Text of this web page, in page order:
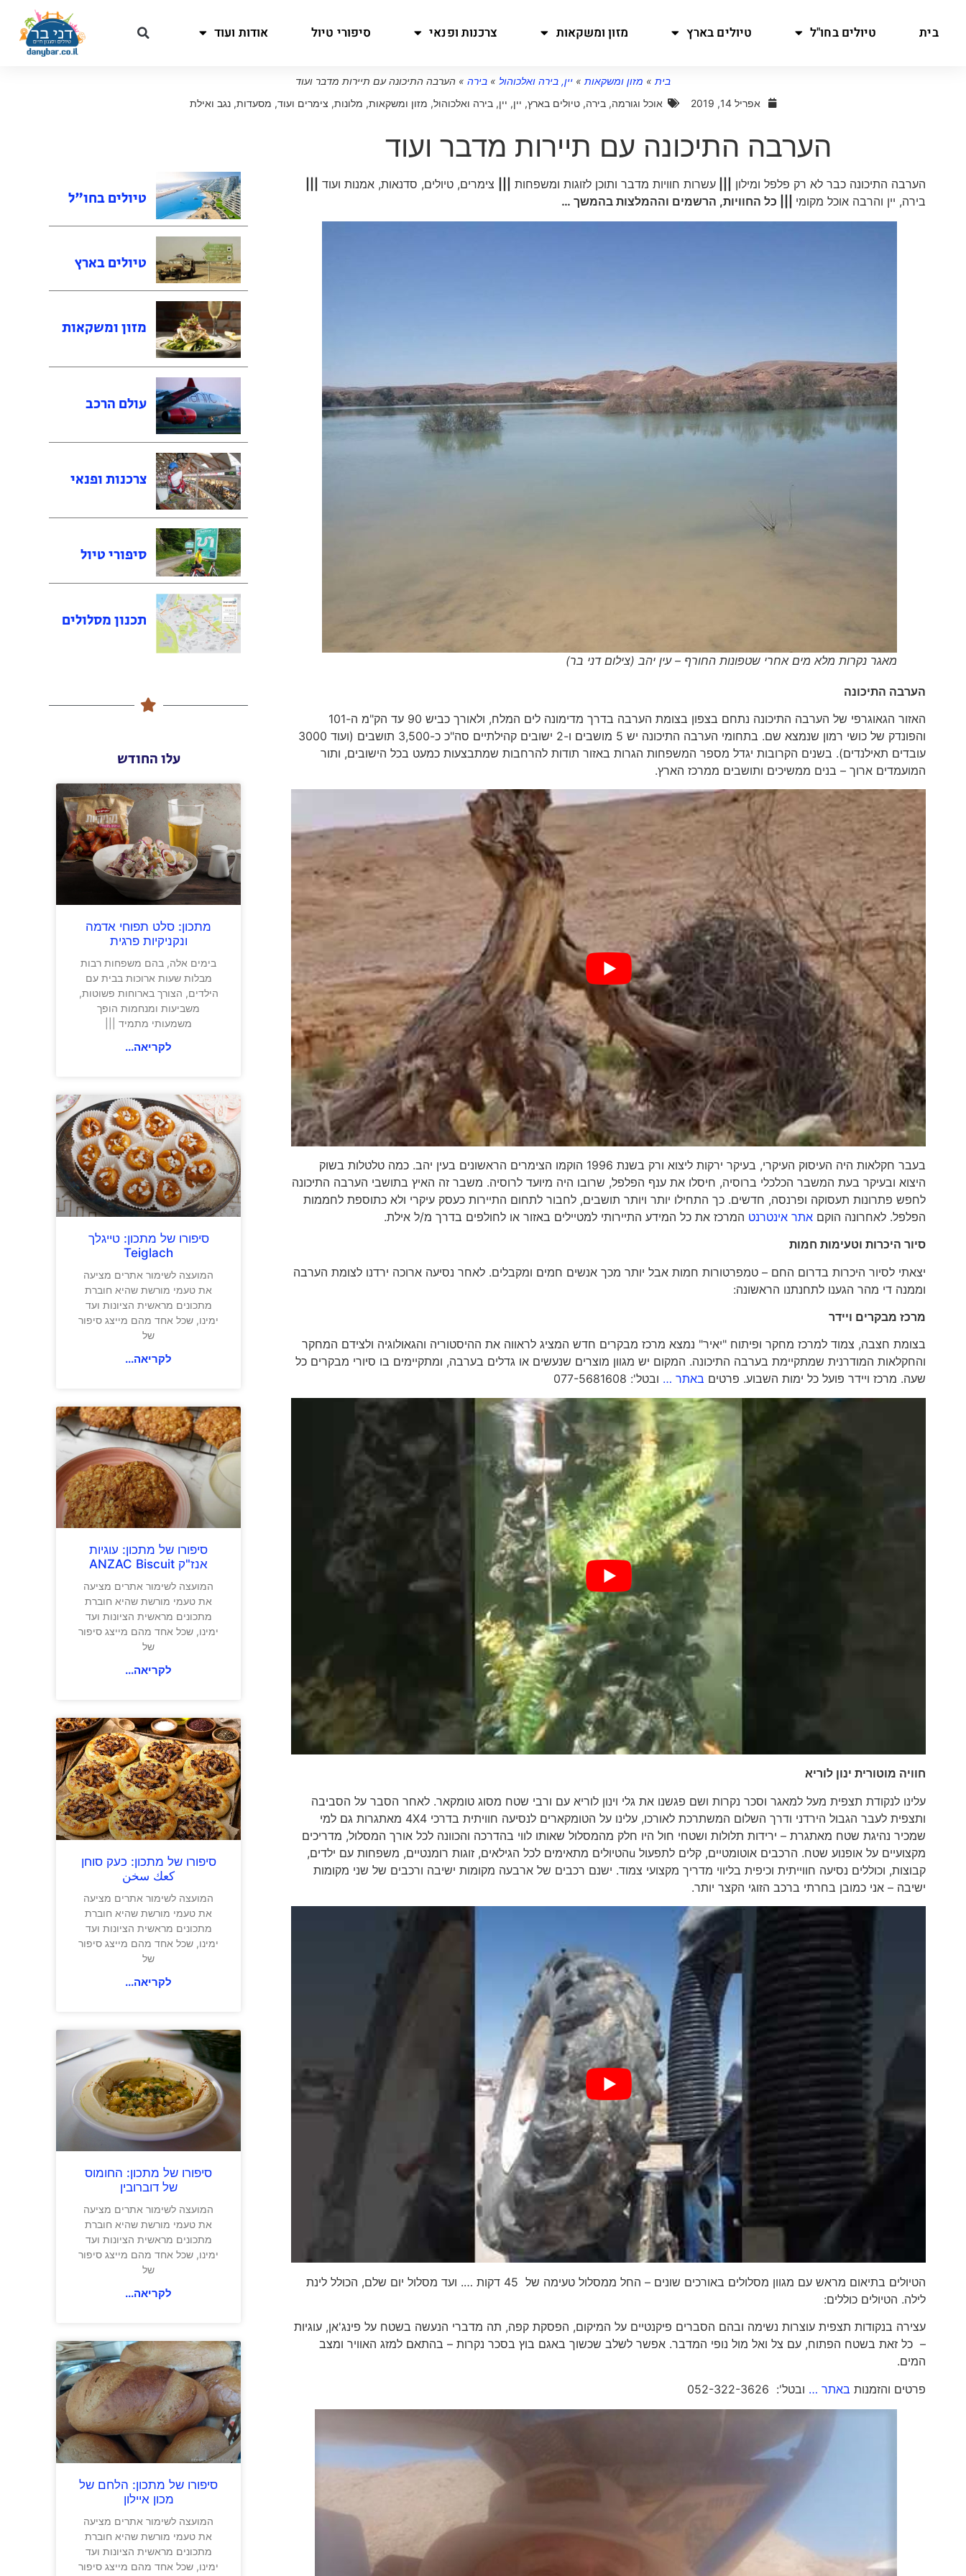
בית טיולים בחו"ל טיולים בארץ מזון ומשקאות צרכנות ופנאי סיפורי טיול אודות ועוד
בית » מזון ומשקאות » יין, בירה ואלכוהול » בירה » הערבה התיכונה עם תיירות מדבר ועוד
אפריל 14, 2019
אוכל וגורמה,בירה,טיולים בארץ, יין, יין, בירה ואלכוהול, מזון ומשקאות, מלונות, צימרים ועוד, מסעדות,נגב ואילת
הערבה התיכונה עם תיירות מדבר ועוד
הערבה התיכונה כבר לא רק פלפל ומילון |||עשרות חוויות מדבר ותוכן לזוגות ומשפחות צימרים, טיולים, סדנאות, אמנות ועוד
בירה, יין והרבה אוכל מקומי ||| כל החוויות, הרשמים וההמלצות בהמשך …
מאגר נקרות מלא מים אחרי שטפונות החורף – עין יהב (צילום דני בר)
הערבה התיכונה
האזור הגאוגרפי של הערבה התיכונה נתחם בצפון בצומת הערבה בדרך מדימונה לים המלח, ולאורך כביש 90 עד הק"מ ה-101
והפונדק של כושי רמון שנמצא שם. בתחומי הערבה התיכונה יש 5 מושבים ו-2 ישובים קהילתיים סה"כ כ-3,500 תושבים (ועוד 3000
עובדים תאילנדים). בשנים הקרובות יגדל מספר המשפחות הגרות באזור תודות להרחבות שמתבצעות כמעט בכל הישובים, ותור
המועמדים ארוך – בנים ממשיכים ותושבים ממרכז הארץ.
בעבר חקלאות היה העיסוק העיקרי, בעיקר ירקות ליצוא ורק בשנת 1996 הוקמו הצימרים הראשונים בעין יהב. כמה טלטלות בשוק
היצוא ובעיקר בעת המשבר הכלכלי ברוסיה, חיסלו את ענף הפלפל, שרובו היה מיועד לרוסיה. משבר זה האיץ בתושבי הערבה התיכונה
לחפש פתרונות תעסוקה ופרנסה, חדשים. כך התחילו יותר ויותר תושבים, לחבור לתחום התיירות כעסק עיקרי ולא כתוספת לחממות
הפלפל. לאחרונה הוקםאתר אינטרנט המרכז את כל המידע התיירותי למטיילים באזור או לחולפים בדרך מ/ל אילת.
סיור היכרות וטעימות חמות
יצאתי לסיור היכרות בדרום החם – טמפרטורות חמות אבל יותר מכך אנשים חמים ומקבלים. לאחר נסיעה ארוכה ירדנו לצומת הערבה
וממנה די מהר הגענו לתחנתנו הראשונה:
מרכז מבקרים ויידר
בצומת חצבה, צמוד למרכז מחקר ופיתוח "יאיר" נמצא מרכז מבקרים חדש המציג לראווה את ההיסטוריה והגאולוגיה ולצידם המחקר
והחקלאות המודרנית שמתקיימת בערבה התיכונה. המקום יש מגוון מוצרים שנעשים או גדלים בערבה, ומתקיימים בו סיורי מבקרים כל
שעה. מרכז ויידר פועל כל ימות השבוע. פרטים באתר … ובטל': 077-5681608
חוויה מוטורית ינון לוריא
עלינו לנקודת תצפית מעל למאגר וסכר נקרות ושם פגשנו את גלי וינון לוריא עם ורבי שטח מסוג טומקאר. לאחר הסבר על הסביבה
ותצפית לעבר הגבול הירדני ודרך השלום המשתרכת לאורכו, עלינו על הטומקארים לנסיעה חוויתית בדרכי 4X4 מאתגרות גם למי
שמכיר נהיגת שטח מאתגרת – ירידות תלולות ושטחי חול היו חלק מהמסלול שאותו לווי בהדרכה והכוונה לכל אורך המסלול, מדריכים
מקצועיים על אופנוע שטח. הרכבים אוטומטיים, קלים לתפעול uהטיולים מתאימים לכל הגילאים, זוגות רומנטיים, משפחות עם ילדים,
קבוצות, וכוללים נסיעה חווייתית וכיפית בליווי מדריך מקצועי צמוד. ישנם רכבים של ארבעה מקומות ישיבה ורכבים של שני מקומות
ישיבה – אני כמובן בחרתי ברכב הזוגי הקצר יותר.
הטיולים בתיאום מראש עם מגוון מסלולים באורכים שונים – החל ממסלול טעימה של 45 דקות …. ועד מסלול יום שלם, הכולל לינת
לילה. הטיולים כוללים:
עצירה בנקודות תצפית עוצרות נשימה ובהם הסברים פיקנטיים על המיקום, הפסקת קפה, תה מדברי הנעשה בשטח על פינג'אן, עוגיות
– כל זאת בשטח הפתוח, עם צל ואל מול נופי המדבר. אפשר לשלב שכשוך באגם בוץ בסכר נקרות – בהתאם למזג האוויר ומצב
המים.
פרטים והזמנות באתר … ובטל': 052-322-3626
טיולים בחו"ל
טיולים בארץ
מזון ומשקאות
עולם הרכב
צרכנות ופנאי
סיפורי טיול
תכנון מסלולים
עלו החודש
מתכון: סלט תפוחי אדמה
ונקניקיות פרגית
בימים אלה, בהם משפחות רבות
מבלות שעות ארוכות בבית עם
הילדים, הצורך בארוחות פשוטות,
משביעות ומנחמות הופך
משמעותי מתמיד |||
לקריאה...
סיפורו של מתכון: טייגלך
Teiglach
המועצה לשימור אתרים מציעה
את טעמי מורשת שהיא חוברת
מתכונים מראשית הציונות ועד
ימינו, שכל אחד מהם מייצג סיפור
של
לקריאה...
סיפורו של מתכון: עוגיות
אנז"ק ANZAC Biscuit
המועצה לשימור אתרים מציעה
את טעמי מורשת שהיא חוברת
מתכונים מראשית הציונות ועד
ימינו, שכל אחד מהם מייצג סיפור
של
לקריאה...
סיפורו של מתכון: כעק סוחן
كعك سخن
המועצה לשימור אתרים מציעה
את טעמי מורשת שהיא חוברת
מתכונים מראשית הציונות ועד
ימינו, שכל אחד מהם מייצג סיפור
של
לקריאה...
סיפורו של מתכון: החומוס
של דוברובין
המועצה לשימור אתרים מציעה
את טעמי מורשת שהיא חוברת
מתכונים מראשית הציונות ועד
ימינו, שכל אחד מהם מייצג סיפור
של
לקריאה...
סיפורו של מתכון: הלחם של
מכון איילון
המועצה לשימור אתרים מציעה
את טעמי מורשת שהיא חוברת
מתכונים מראשית הציונות ועד
ימינו, שכל אחד מהם מייצג סיפור